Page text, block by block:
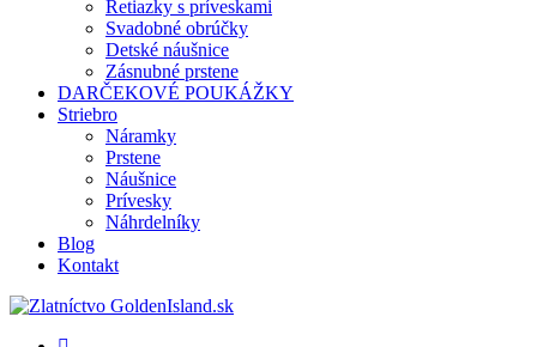
Retiazky s príveskami
Svadobné obrúčky
Detské náušnice
Zásnubné prstene
DARČEKOVÉ POUKÁŽKY
Striebro
Náramky
Prstene
Náušnice
Prívesky
Náhrdelníky
Blog
Kontakt